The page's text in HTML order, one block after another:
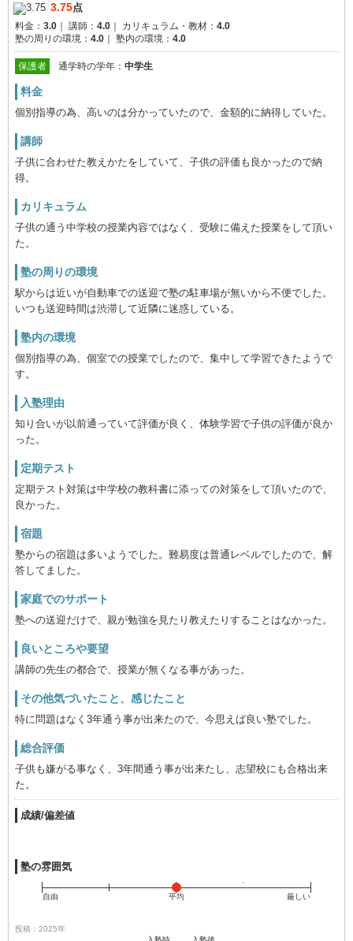
通学時
の学年
3.75点
料金： 3.0 講師： 4.0 カリキュラム・教材： 4.0
塾の周りの環境： 4.0 塾内の環境： 4.0
保護者 通学時の学年： 中学生
料金
個別指導の為、高いのは分かっていたので、金額的に納得していた。
講師
子供に合わせた教えかたをしていて、子供の評価も良かったので納
得。
カリキュラム
子供の通う中学校の授業内容ではなく、受験に備えた授業をして頂い
た。
塾の周りの環境
駅からは近いが自動車での送迎で塾の駐車場が無いから不便でした。
いつも送迎時間は渋滞して近隣に迷惑している。
塾内の環境
個別指導の為、個室での授業でしたので、集中して学習できたようで
す。
入塾理由
知り合いが以前通っていて評価が良く、体験学習で子供の評価が良か
った。
定期テスト
定期テスト対策は中学校の教科書に添っての対策をして頂いたので、
良かった。
宿題
塾からの宿題は多いようでした。難易度は普通レベルでしたので、解
答してました。
家庭でのサポート
塾への送迎だけで、親が勉強を見たり教えたりすることはなかった。
良いところや要望
講師の先生の都合で、授業が無くなる事があった。
その他気づいたこと、感じたこと
特に問題はなく3年通う事が出来たので、今思えば良い塾でした。
総合評価
子供も嫌がる事なく、3年間通う事が出来たし、志望校にも合格出来
た。
成績/偏差値
塾の雰囲気
自由 平均 厳しい
投稿：2025年